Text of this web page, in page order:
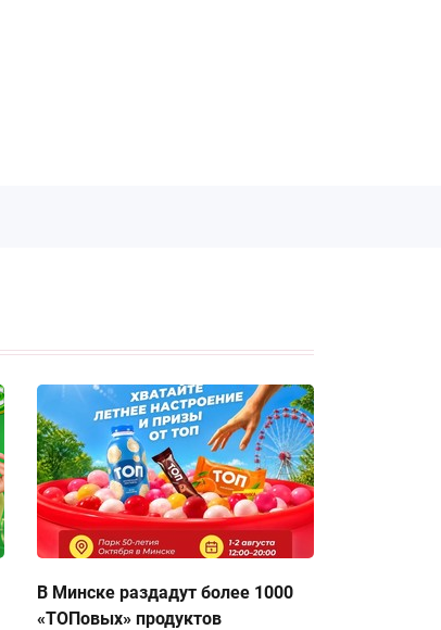
В Минске раздадут более 1000
«ТОПовых» продуктов